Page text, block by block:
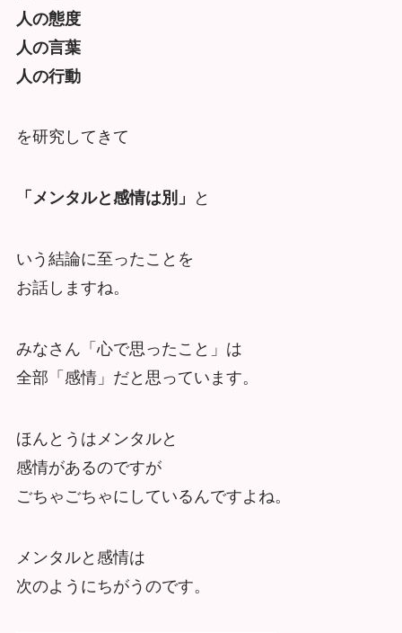
人の態度
人の言葉
人の行動
を研究してきて
「メンタルと感情は別」 と
いう結論に至ったことを
お話しますね。
みなさん「心で思ったこと」は
全部「感情」だと思っています。
ほんとうはメンタルと
感情があるのですが
ごちゃごちゃにしているんですよね。
メンタルと感情は
次のようにちがうのです。